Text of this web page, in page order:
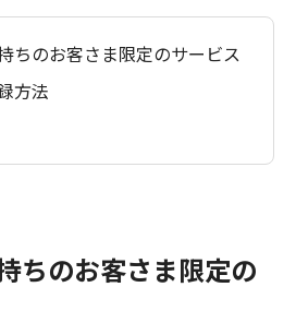
ちのお客さま限定のサービス
方法
ちのお客さま限定の